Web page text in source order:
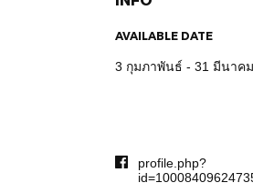
AVAILABLE DATE
3 กุมภาพันธ์ - 31 มีนาค
profile.php?